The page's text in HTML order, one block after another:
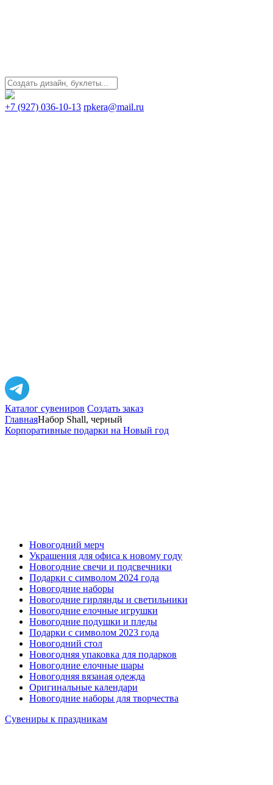
+7 (927) 036-10-13 rpkera@mail.ru
Каталог сувениров Создать заказ
ГлавнаяНабор Shall, черный
Корпоративные подарки на Новый год
Новогодний мерч
Украшения для офиса к новому году
Новогодние свечи и подсвечники
Подарки с символом 2024 года
Новогодние наборы
Новогодние гирлянды и светильники
Новогодние елочные игрушки
Новогодние подушки и пледы
Подарки с символом 2023 года
Новогодний стол
Новогодняя упаковка для подарков
Новогодние елочные шары
Новогодняя вязаная одежда
Оригинальные календари
Новогодние наборы для творчества
Сувениры к праздникам